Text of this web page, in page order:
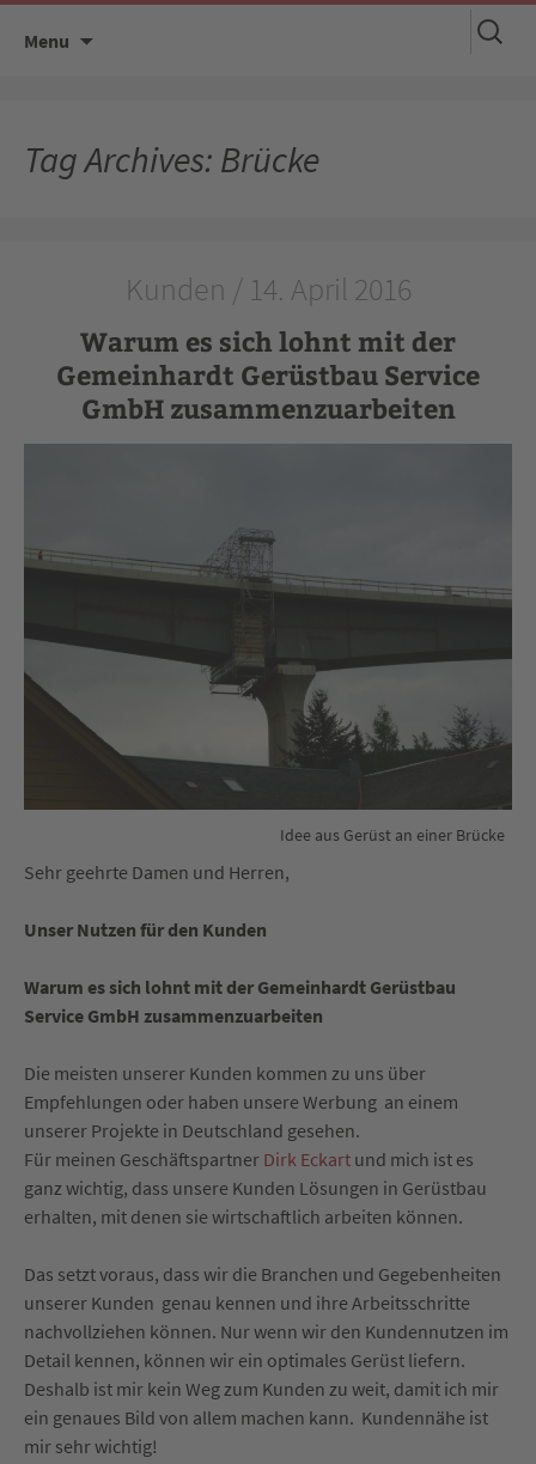
Menu
Suchen
nach:
Tag Archives: Brücke
Kunden / 14. April 2016
Warum es sich lohnt mit der
Gemeinhardt Gerüstbau Service
GmbH zusammenzuarbeiten
Idee aus Gerüst an einer Brücke
Sehr geehrte Damen und Herren,
Unser Nutzen für den Kunden
Warum es sich lohnt mit der Gemeinhardt Gerüstbau
Service GmbH zusammenzuarbeiten
Die meisten unserer Kunden kommen zu uns über
Empfehlungen oder haben unsere Werbung an einem
unserer Projekte in Deutschland gesehen.
Für meinen Geschäftspartner Dirk Eckart und mich ist es
ganz wichtig, dass unsere Kunden Lösungen in Gerüstbau
erhalten, mit denen sie wirtschaftlich arbeiten können.
Das setzt voraus, dass wir die Branchen und Gegebenheiten
unserer Kunden genau kennen und ihre Arbeitsschritte
nachvollziehen können. Nur wenn wir den Kundennutzen im
Detail kennen, können wir ein optimales Gerüst liefern.
Deshalb ist mir kein Weg zum Kunden zu weit, damit ich mir
ein genaues Bild von allem machen kann. Kundennähe ist
mir sehr wichtig!